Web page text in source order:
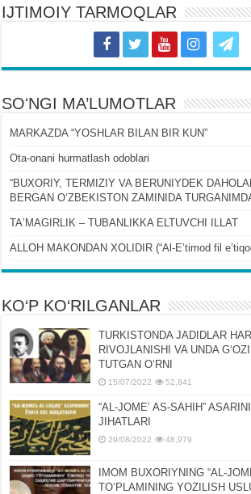
IJTIMOIY TARMOQLAR
SOʻNGI MA’LUMOTLAR
MARKAZDA “YOSHLAR BILAN BIR KUN”
Ota-onani hurmatlash odoblari
“BUXORIY, TERMIZIY VA BERUNIYDEK
BERGAN OʻZBEKISTON ZAMINIDA
TAʼMAGIRLIK – TUBANLIKKA ELTUVCHI ILLAT
ALLOH MAKONDAN XOLIDIR (“Al-Eʼtimod fil
KO‘P KO‘RILGANLAR
TURKISTONDA JADIDLAR
RIVOJLANISHI VA UNDA
TUTGAN OʻRNI
15/07/2022 52,841
“AL-JOMEʼ AS-SAHIH”
JIHATLARI
29/08/2022 48,979
IMOM BUXORIYNING “AL-
TOʻPLAMINING YOZILISH